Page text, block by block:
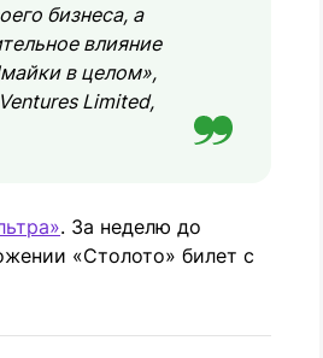
бизнеса, а
влияние
в целом»,
Limited,
. За неделю до
«Столото» билет с